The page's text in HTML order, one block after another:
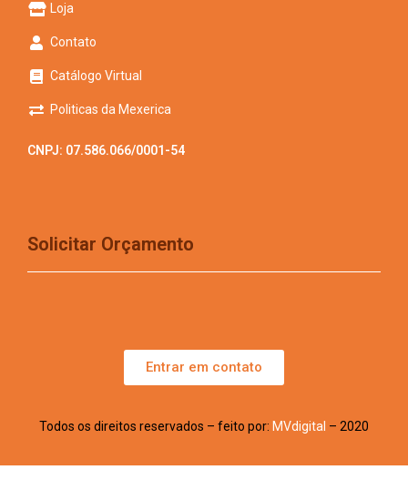
Loja
Contato
Catálogo Virtual
Politicas da Mexerica
CNPJ: 07.586.066/0001-54
Solicitar Orçamento
Entrar em contato
Todos os direitos reservados – feito por: MVdigital – 2020